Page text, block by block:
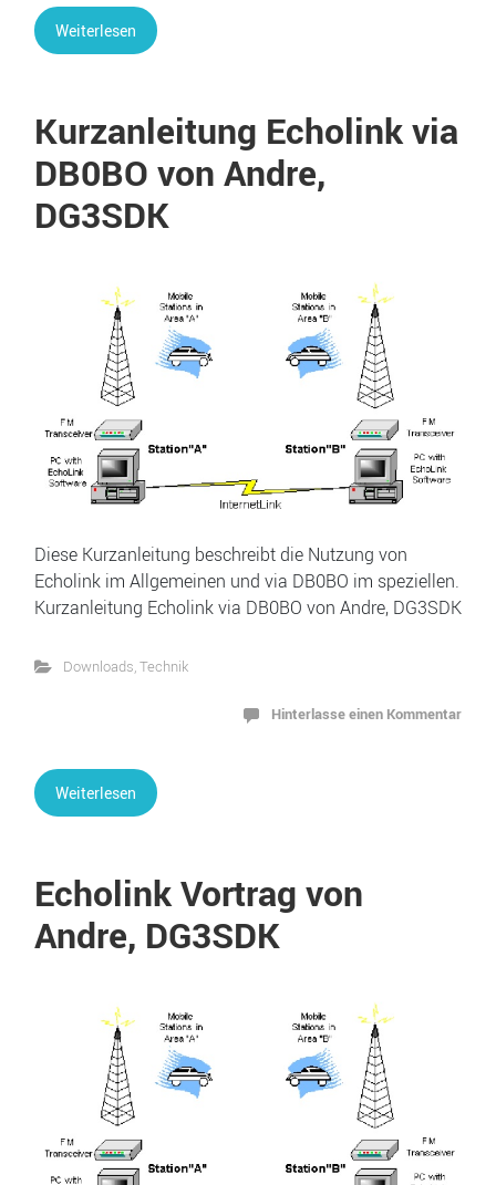
Weiterlesen
Kurzanleitung Echolink via
DB0BO von Andre,
DG3SDK
Diese Kurzanleitung beschreibt die Nutzung von
Echolink im Allgemeinen und via DB0BO im speziellen.
Kurzanleitung Echolink via DB0BO von Andre, DG3SDK
Downloads,Technik
Hinterlasse einen Kommentar
Weiterlesen
Echolink Vortrag von
Andre, DG3SDK